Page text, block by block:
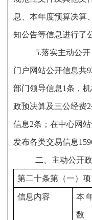
息、本年度预算决算
知公告等信息进行了
5.落实主动公
门户网站公开信息共
部门领导信息1条，
政预决算及三公经费
信息2条；在中心网
发布各类交易信息
二、主动公开
第二十条第（一）项
信息内容 本
数